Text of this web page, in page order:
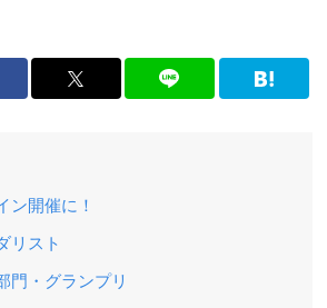
ン開催に！
リスト
門・グランプリ